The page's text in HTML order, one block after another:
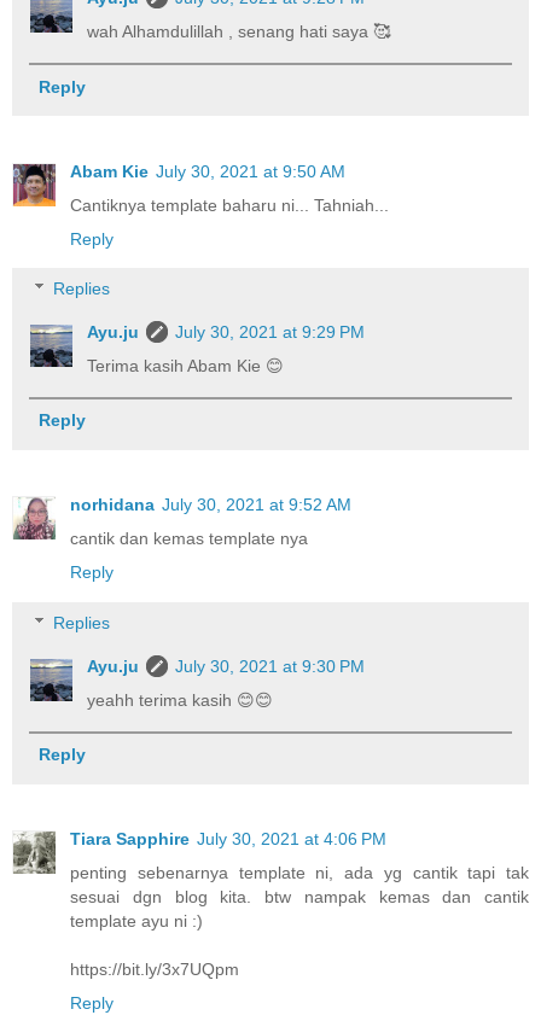
wah Alhamdulillah , senang hati saya 🥰
Reply
Abam Kie July 30, 2021 at 9:50 AM
Cantiknya template baharu ni... Tahniah...
Reply
Replies
Ayu.ju
July 30, 2021 at 9:29 PM
Terima kasih Abam Kie 😊
Reply
norhidana July 30, 2021 at 9:52 AM
cantik dan kemas template nya
Reply
Replies
Ayu.ju
July 30, 2021 at 9:30 PM
yeahh terima kasih 😊😊
Reply
Tiara Sapphire July 30, 2021 at 4:06 PM
penting sebenarnya template ni, ada yg cantik tapi tak
sesuai dgn blog kita. btw nampak kemas dan cantik
template ayu ni :)
https://bit.ly/3x7UQpm
Reply